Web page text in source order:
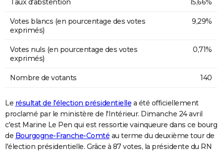
Taux d'abstention 15,66%
Votes blancs (en pourcentage des votes
exprimés)
9,29%
Votes nuls (en pourcentage des votes
exprimés)
0,71%
Nombre de votants 140
Le résultat de l'élection présidentielle a été officiellement
proclamé par le ministère de l'Intérieur. Dimanche 24 avril
c'est Marine Le Pen qui est ressortie vainqueure dans ce bourg
de Bourgogne-Franche-Comté au terme du deuxième tour de
l'élection présidentielle. Grâce à 87 votes, la présidente du RN